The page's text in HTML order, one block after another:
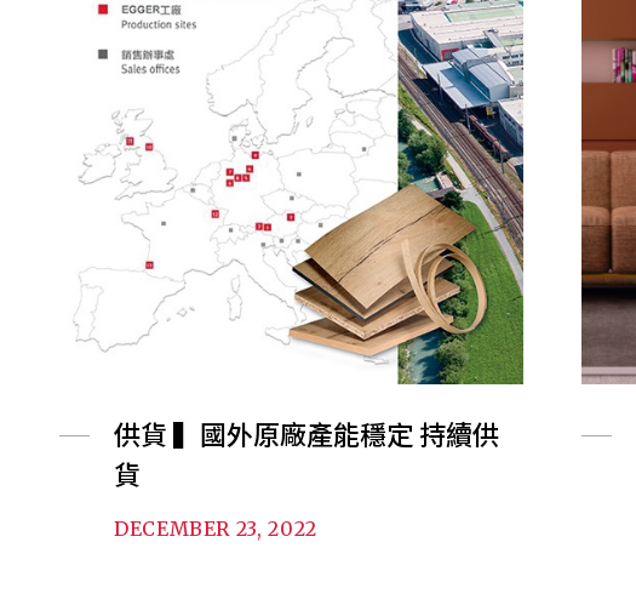
供貨 ▍國外原廠產能穩定 持續供
貨
DECEMBER 23, 2022